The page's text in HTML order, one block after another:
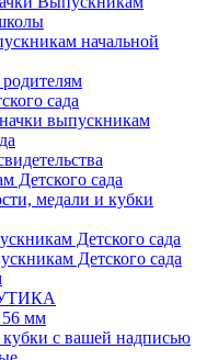
начальной
сада
выпускникам
Детского сада
медали и кубки
Детского сада
Детского сада
56 мм
с вашей надписью